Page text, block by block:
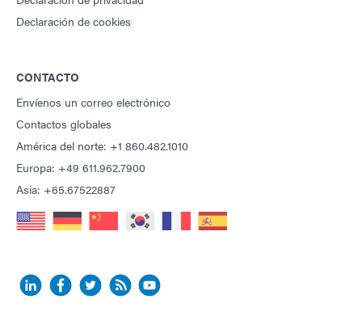
Declaración de cookies
CONTACTO
Envíenos un correo electrónico
Contactos globales
América del norte: +1 860.482.1010
Europa: +49 611.962.7900
Asia: +65.67522887